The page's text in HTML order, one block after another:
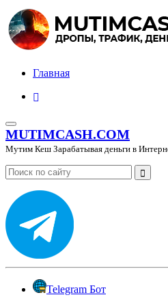
Главная
MUTIMCASH.COM
Мутим Кеш Зарабатывая деньги в
Telegram Бот